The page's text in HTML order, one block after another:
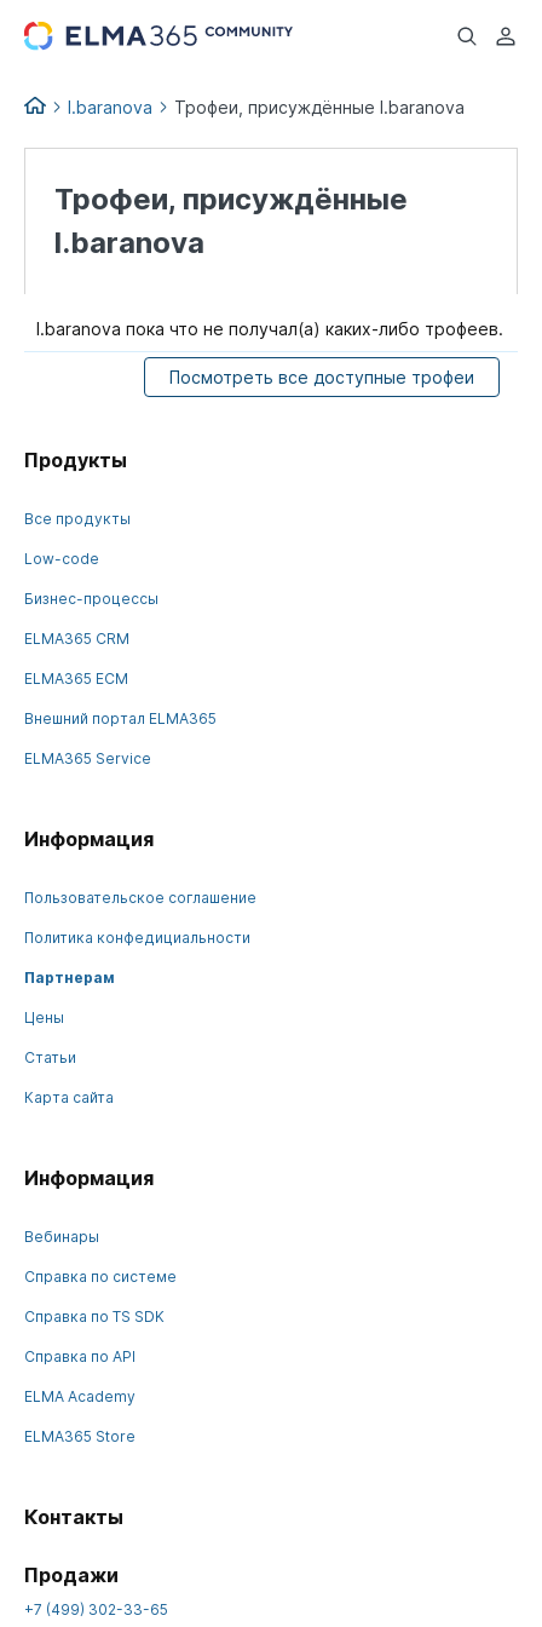
...
l.baranova Трофеи, присуждённые l.baranova
Трофеи, присуждённые
l.baranova
l.baranova пока что не получал(а) каких-либо трофеев.
Посмотреть все доступные трофеи
Продукты
Все продукты
Low-code
Бизнес-процессы
ELMA365 CRM
ELMA365 ECM
Внешний портал ELMA365
ELMA365 Service
Информация
Пользовательское соглашение
Политика конфедициальности
Партнерам
Цены
Статьи
Карта сайта
Информация
Вебинары
Справка по системе
Справка по TS SDK
Справка по API
ELMA Academy
ELMA365 Store
Контакты
Продажи
+7 (499) 302-33-65